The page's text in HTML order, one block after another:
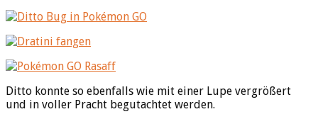
Ditto konnte so ebenfalls wie mit einer Lupe vergrößert
und in voller Pracht begutachtet werden.